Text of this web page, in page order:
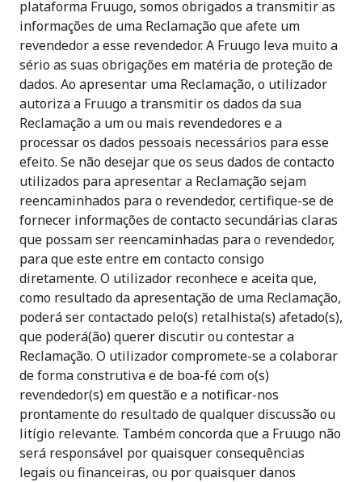
plataforma Fruugo, somos obrigados a transmitir as
informações de uma Reclamação que afete um
revendedor a esse revendedor. A Fruugo leva muito a
sério as suas obrigações em matéria de proteção de
dados. Ao apresentar uma Reclamação, o utilizador
autoriza a Fruugo a transmitir os dados da sua
Reclamação a um ou mais revendedores e a
processar os dados pessoais necessários para esse
efeito. Se não desejar que os seus dados de contacto
utilizados para apresentar a Reclamação sejam
reencaminhados para o revendedor, certifique-se de
fornecer informações de contacto secundárias claras
que possam ser reencaminhadas para o revendedor,
para que este entre em contacto consigo
diretamente. O utilizador reconhece e aceita que,
como resultado da apresentação de uma Reclamação,
poderá ser contactado pelo(s) retalhista(s) afetado(s),
que poderá(ão) querer discutir ou contestar a
Reclamação. O utilizador compromete-se a colaborar
de forma construtiva e de boa-fé com o(s)
revendedor(s) em questão e a notificar-nos
prontamente do resultado de qualquer discussão ou
litígio relevante. Também concorda que a Fruugo não
será responsável por quaisquer consequências
legais ou financeiras, ou por quaisquer danos